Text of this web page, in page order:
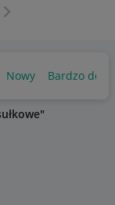
Następna strona
Nowy Bardzo